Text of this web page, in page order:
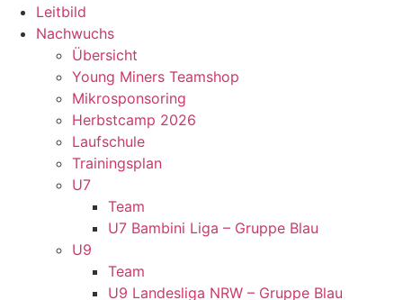
Leitbild
Nachwuchs
Übersicht
Young Miners Teamshop
Mikrosponsoring
Herbstcamp 2026
Laufschule
Trainingsplan
U7
Team
U7 Bambini Liga – Gruppe Blau
U9
Team
U9 Landesliga NRW – Gruppe Blau